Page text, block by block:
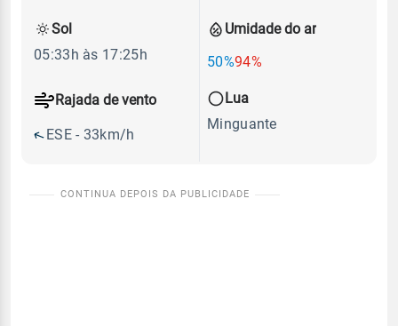
Umidade do ar
50%94%
Rajada de vento
ESE - 33km/h
Sol
05:33h às 17:25h
Lua
Minguante